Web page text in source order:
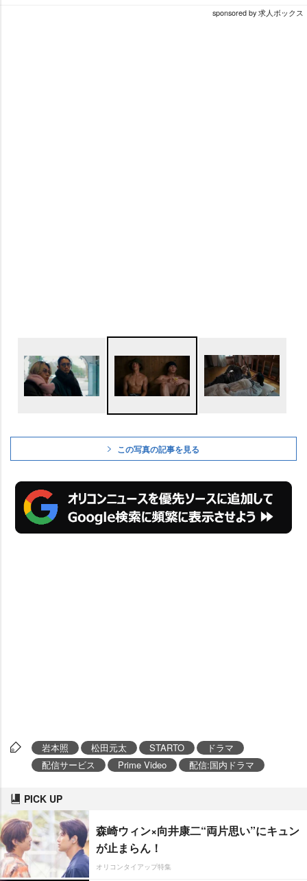
sponsored by 求人ボックス
この写真の記事を見る
本照 松田元太 STARTO
ドラマ
配信サービス
Prime Video 配信:国内ドラマ
PICK UP
森崎ウィン×向井康二“両片思い”にキュン
が止まらん！
オリコンタイアップ特集